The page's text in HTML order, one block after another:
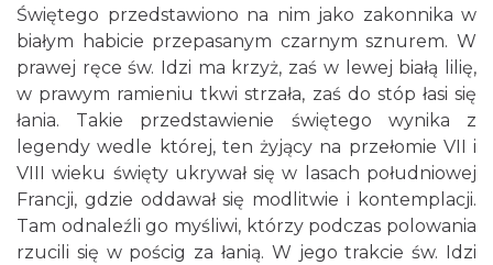
Świętego przedstawiono na nim jako zakonnika w
białym habicie przepasanym czarnym sznurem. W
prawej ręce św. Idzi ma krzyż, zaś w lewej białą lilię,
w prawym ramieniu tkwi strzała, zaś do stóp łasi się
łania. Takie przedstawienie świętego wynika z
legendy wedle której, ten żyjący na przełomie VII i
VIII wieku święty ukrywał się w lasach południowej
Francji, gdzie oddawał się modlitwie i kontemplacji.
Tam odnaleźli go myśliwi, którzy podczas polowania
rzucili się w pościg za łanią. W jego trakcie św. Idzi